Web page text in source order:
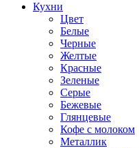
Кухни
Цвет
Белые
Черные
Желтые
Красные
Зеленые
Серые
Бежевые
Глянцевые
Кофе с молоком
Металлик